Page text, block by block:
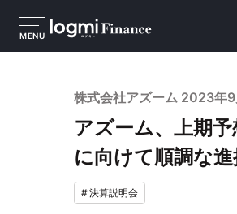
MENU
株式会社アズーム 2023年
アズーム、上期
に向けて順調な進
#決算説明会